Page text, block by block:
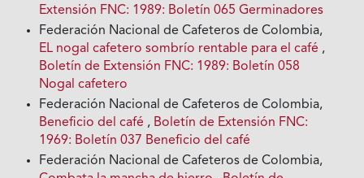
Extensión FNC: 1989: Boletín 065 Germinadores
Federación Nacional de Cafeteros de Colombia,
EL nogal cafetero sombrío rentable para el café ,
Boletín de Extensión FNC: 1989: Boletín 058
Nogal cafetero
Federación Nacional de Cafeteros de Colombia,
Beneficio del café , Boletín de Extensión FNC:
1969: Boletín 037 Beneficio del café
Federación Nacional de Cafeteros de Colombia,